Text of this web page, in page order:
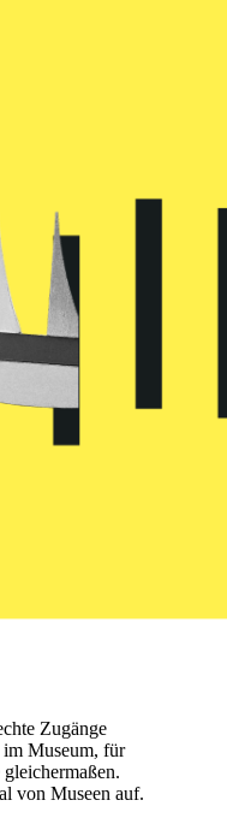
Zugänge
im Museum, für
von Museen auf.